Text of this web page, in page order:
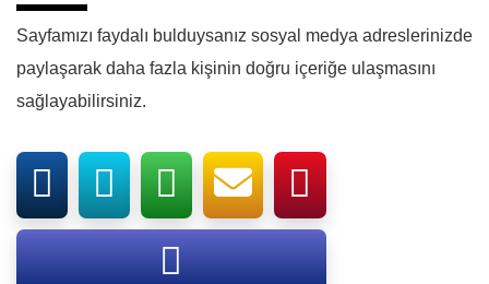
Sayfamızı faydalı bulduysanız sosyal medya adreslerinizde
paylaşarak daha fazla kişinin doğru içeriğe ulaşmasını
sağlayabilirsiniz.